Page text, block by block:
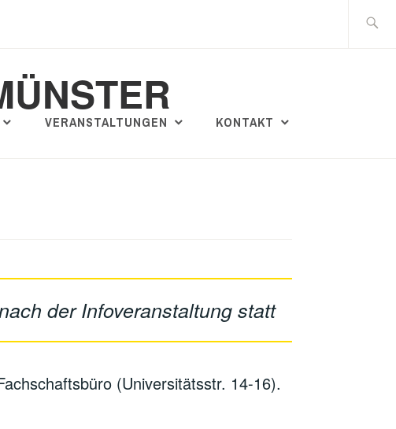
nach:
VERANSTALTUNGEN KONTAKT
der Infoveranstaltung statt
(Universitätsstr. 14-16).